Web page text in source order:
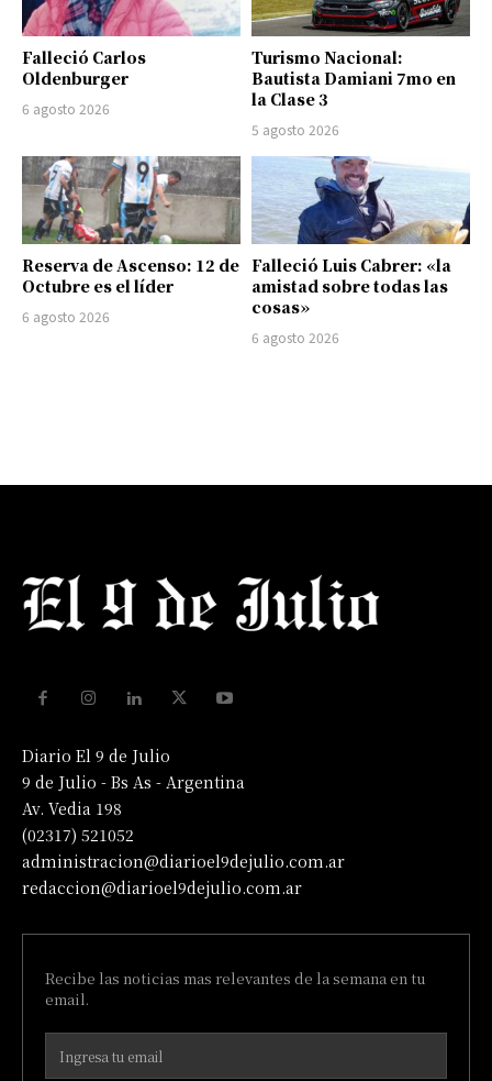
Falleció Carlos
Oldenburger
6 agosto 2026
Turismo Nacional:
Bautista Damiani 7mo en
la Clase 3
5 agosto 2026
Reserva de Ascenso: 12 de
Octubre es el líder
6 agosto 2026
Falleció Luis Cabrer: «la
amistad sobre todas las
cosas»
6 agosto 2026
Diario El 9 de Julio
9 de Julio - Bs As - Argentina
Av. Vedia 198
(02317) 521052
administracion@diarioel9dejulio.com.ar
redaccion@diarioel9dejulio.com.ar
Recibe las noticias mas relevantes de la semana en tu
email.